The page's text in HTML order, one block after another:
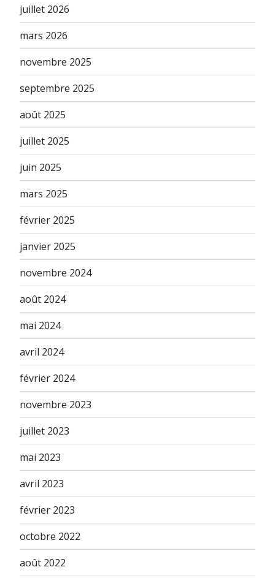
juillet 2026
mars 2026
novembre 2025
septembre 2025
août 2025
juillet 2025
juin 2025
mars 2025
février 2025
janvier 2025
novembre 2024
août 2024
mai 2024
avril 2024
février 2024
novembre 2023
juillet 2023
mai 2023
avril 2023
février 2023
octobre 2022
août 2022